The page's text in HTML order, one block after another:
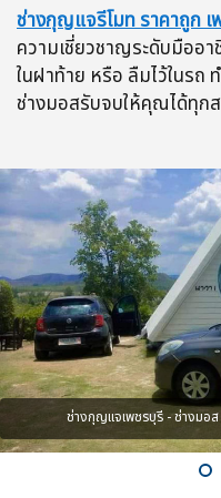
ช่างกุญแจรีโมท ราคาถูก เ
ความเชี่ยวชาญระดับมืออ
ในฝาท้าย หรือ ลืมไว้ในร
ช่างมอสรับจบให้คุณได้ทุก
ช่างกุญแจเพชรบุรี - ช่างมอ